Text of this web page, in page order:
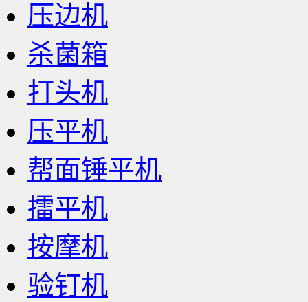
压边机
杀菌箱
打头机
压平机
帮面锤平机
擂平机
按摩机
验钉机